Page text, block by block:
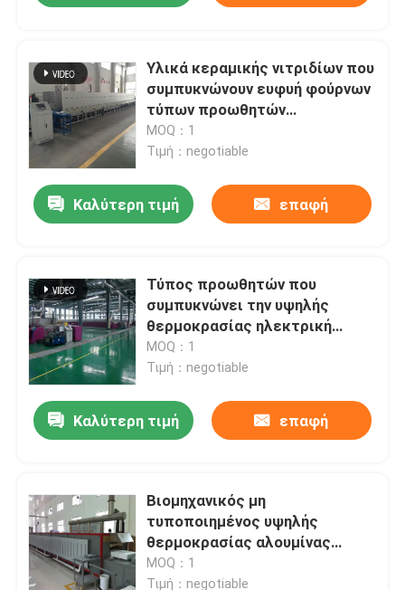
Υλικά κεραμικής νιτριδίων που
συμπυκνώνουν ευφυή φούρνων
τύπων προωθητών
ατμόσφαιρας φούρνων
αυτόματο πλήρως
MOQ：1
Τιμή：negotiable
Καλύτερη τιμή επαφή
Τύπος προωθητών που
συμπυκνώνει την υψηλής
θερμοκρασίας ηλεκτρική
ράβδο καρβιδίου του πυριτίου
φούρνων για τα προηγμένα
MOQ：1
Τιμή：negotiable
Καλύτερη τιμή επαφή
Βιομηχανικός μη
τυποποιημένος υψηλής
θερμοκρασίας αλουμίνας
κλίβανος πλακών προωθητών
σκονών συμπυκνώνοντας
MOQ：1
Τιμή：negotiable